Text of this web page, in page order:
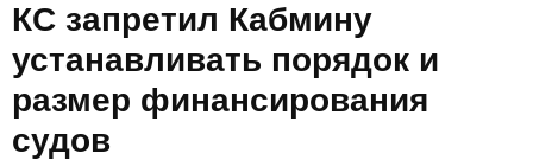
КС запретил Кабмину
устанавливать порядок и
размер финансирования
судов